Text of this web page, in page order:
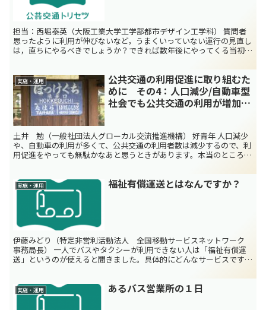
担当：西堀泰英（大阪工業大学工学部都市デザイン工学科） 質問者
思ったように利用が伸びないなど，うまくいっていない運行の見直し
は，直ちにやるべきでしょうか？できれば数年後にやってくる当初設
実施・運用
公共交通の利用促進に取り組むた
めに その4：人口減少/自動車型
社会でも公共交通の利用が増加し
土井 勉（一般社団法人グローカル交流推進機構） 好青年 人口減少
や、自動車の利用が多くて、公共交通の利用者数は減少するので、利
用促進をやっても無駄かなあと思うときがあります。本当のところは
実施・運用 福祉有償運送とはなんですか？
伊藤みどり（特定非営利活動法人 全国移動サービスネットワーク
事務局長） 一人でバスやタクシーが利用できない人は「福祉有償運
送」というのが使えると聞きました。具体的にどんなサービスです
実施・運用 あるバス営業所の１日